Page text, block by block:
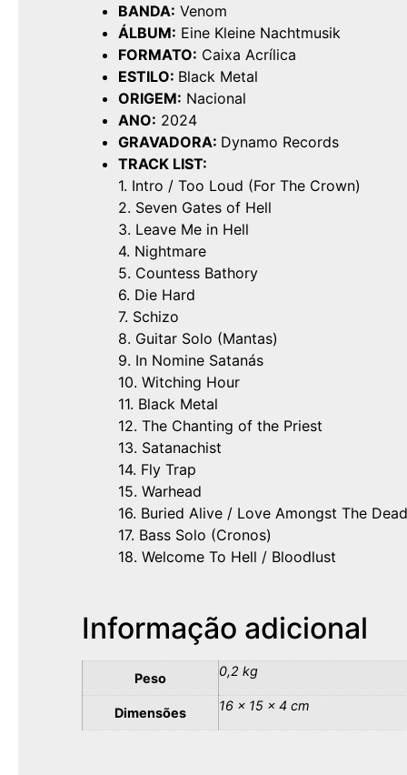
BANDA: Venom
ÁLBUM: Eine Kleine Nachtmusik
FORMATO: Caixa Acrílica
ESTILO: Black Metal
ORIGEM: Nacional
ANO: 2024
GRAVADORA: Dynamo Records
TRACK LIST:
1. Intro / Too Loud (For The Crown)
2. Seven Gates of Hell
3. Leave Me in Hell
4. Nightmare
5. Countess Bathory
6. Die Hard
7. Schizo
8. Guitar Solo (Mantas)
9. In Nomine Satanás
10. Witching Hour
11. Black Metal
12. The Chanting of the Priest
13. Satanachist
14. Fly Trap
15. Warhead
16. Buried Alive / Love Amongst The Dead
17. Bass Solo (Cronos)
18. Welcome To Hell / Bloodlust
Informação adicional
Peso 0,2 kg
Dimensões 16 × 15 × 4 cm